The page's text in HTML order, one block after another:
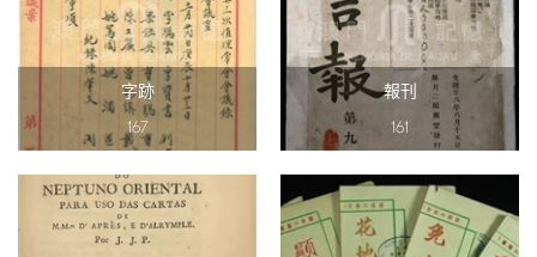
字跡
167
報刊
161